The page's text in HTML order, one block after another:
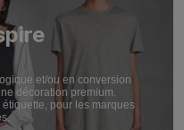
et/ou en conversion
décoration premium.
pour les marques